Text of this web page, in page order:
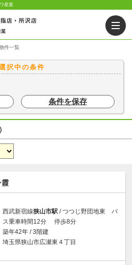
産業
件一覧
択中の条件
条件を保存
霞
西武新宿線狭山市駅 / つつじ野団地東 バ
ス乗車時間12分 停歩8分
築年42年 / 3階建
埼玉県狭山市広瀬東４丁目